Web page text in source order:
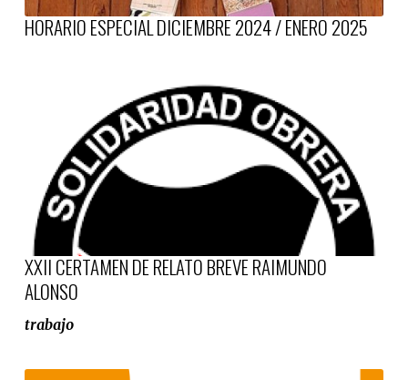
HORARIO ESPECIAL DICIEMBRE 2024 / ENERO 2025
XXII CERTAMEN DE RELATO BREVE RAIMUNDO
ALONSO
trabajo